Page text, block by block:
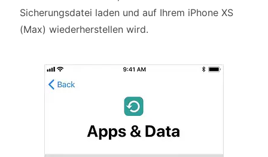
Sicherungsdatei laden und auf Ihrem iPhone XS
(Max) wiederherstellen wird.